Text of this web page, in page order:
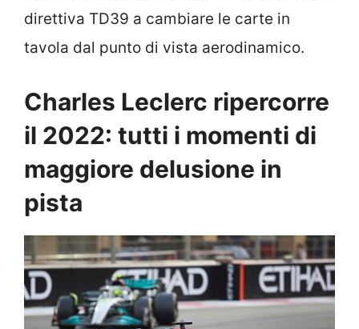
direttiva TD39 a cambiare le carte in
tavola dal punto di vista aerodinamico.
Charles Leclerc ripercorre
il 2022: tutti i momenti di
maggiore delusione in
pista